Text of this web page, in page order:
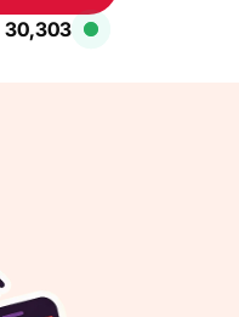
30,303